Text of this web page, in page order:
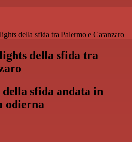
della sfida tra Palermo e Catanzaro
della sfida tra
sfida andata in
odierna